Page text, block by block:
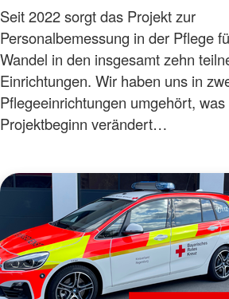
Seit 2022 sorgt das Projekt zur
Personalbemessung in der Pflege
Wandel in den insgesamt zehn
Einrichtungen. Wir haben uns in
Pflegeeinrichtungen umgehört,
Projektbeginn verändert…